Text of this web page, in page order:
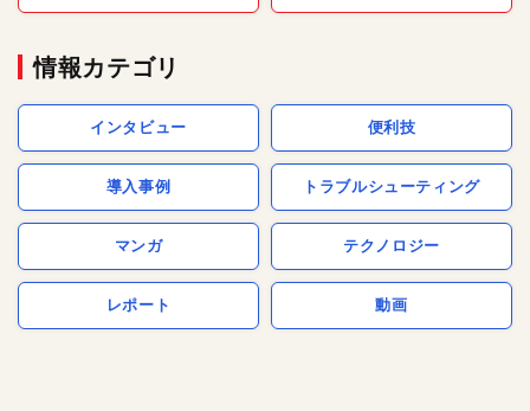
情報カテゴリ
インタビュー 便利技
導入事例 トラブルシューティング
マンガ テクノロジー
レポート 動画